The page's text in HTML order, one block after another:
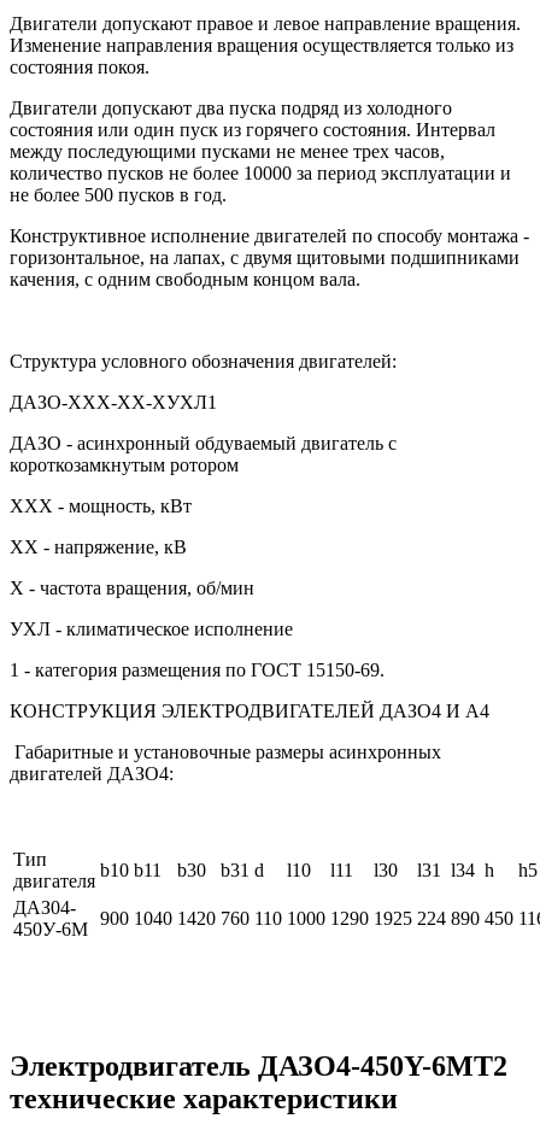
Двигатели допускают правое и левое направление вращения.
Изменение направления вращения осуществляется только из
состояния покоя.
Двигатели допускают два пуска подряд из холодного
состояния или один пуск из горячего состояния. Интервал
между последующими пусками не менее трех часов,
количество пусков не более 10000 за период эксплуатации и
не более 500 пусков в год.
Конструктивное исполнение двигателей по способу монтажа -
горизонтальное, на лапах, с двумя щитовыми подшипниками
качения, с одним свободным концом вала.
Структура условного обозначения двигателей:
ДАЗО-ХХХ-ХХ-ХУХЛ1
ДАЗО - асинхронный обдуваемый двигатель с
короткозамкнутым ротором
XXX - мощность, кВт
XX - напряжение, кВ
Х - частота вращения, об/мин
УХЛ - климатическое исполнение
1 - категория размещения по ГОСТ 15150-69.
КОНСТРУКЦИЯ ЭЛЕКТРОДВИГАТЕЛЕЙ ДАЗО4 И А4
Габаритные и установочные размеры асинхронных
двигателей ДАЗО4:
Тип
двигателя
b10 b11 b30 b31 d l10 l11 l30 l31 l34 h
h5
ДАЗ04-
450У-6М
900 1040 1420 760 110 1000 1290 1925 224 890 450
Электродвигатель ДАЗО4-450Y-6МТ2
технические характеристики